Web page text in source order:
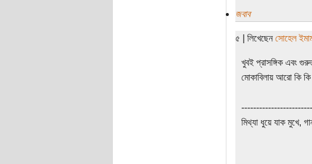
জবাব
৫ | লিখেছেন সোহেল
খুবই প্রাসঙ্গিক এবং
মোকাবিলায় আরো কি
মিথ্যা ধুয়ে যাক মুখে,